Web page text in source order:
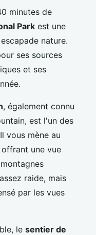
minutes de
Park est une
nature.
ses sources
et ses
, également connu
est l'un des
vous mène au
une vue
raide, mais
par les vues
le sentier de